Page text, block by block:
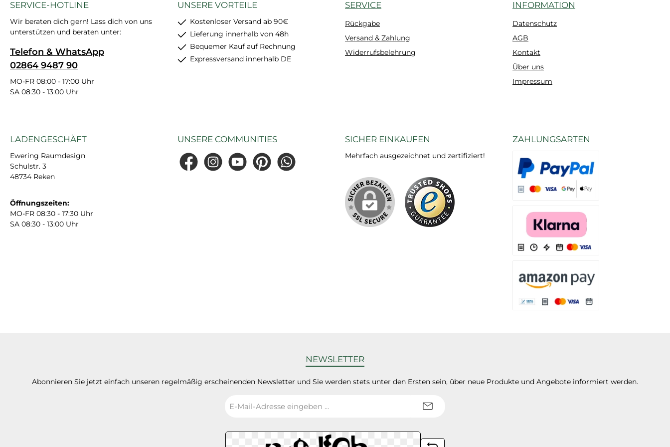
SERVICE-HOTLINE
Wir beraten dich gern! Lass dich von uns
unterstützen und beraten unter:
Telefon & WhatsApp
02864 9487 90
MO-FR 08:00 - 17:00 Uhr
SA 08:30 - 13:00 Uhr
UNSERE VORTEILE
Kostenloser Versand ab 90€
Lieferung innerhalb von 48h
Bequemer Kauf auf Rechnung
Expressversand innerhalb DE
SERVICE
Rückgabe
Versand & Zahlung
Widerrufsbelehrung
INFORMATION
Datenschutz
AGB
Kontakt
Über uns
Impressum
LADENGESCHÄFT
Ewering Raumdesign
Schulstr. 3
48734 Reken
Öffnungszeiten:
MO-FR 08:30 - 17:30 Uhr
SA 08:30 - 13:00 Uhr
UNSERE COMMUNITIES
FacebookInstagramYouTubePinterestWhatsApp
SICHER EINKAUFEN
Mehrfach ausgezeichnet und zertifiziert!
ZAHLUNGSARTEN
NEWSLETTER
Abonnieren Sie jetzt einfach unseren regelmäßig erscheinenden Newsletter und Sie werden stets unter den Ersten sein, über neue Produkte und Angebote informiert werden.
Mail-
*